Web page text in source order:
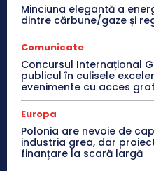
Minciuna elegantă a
dintre cărbune/gaze și
Comunicate
Concursul Internațional
publicul în culisele
evenimente cu acces
Europa
Polonia are nevoie de
industria grea, dar
finanțare la scară largă